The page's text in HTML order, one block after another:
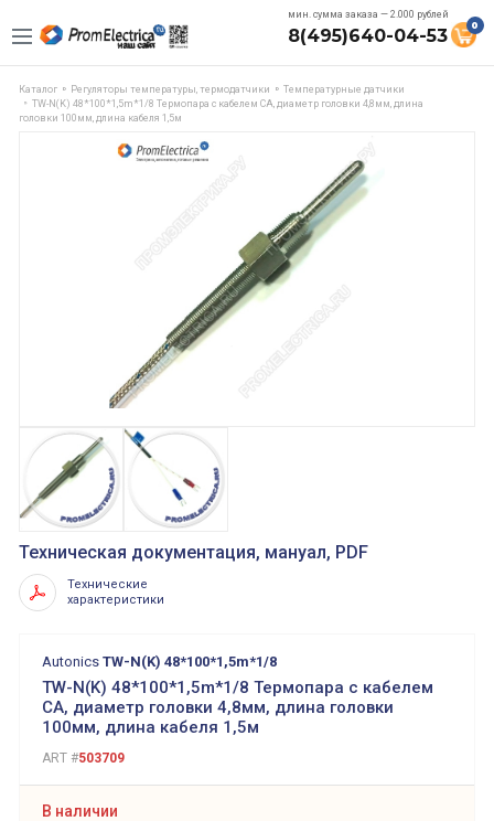
мин. сумма заказа — 2.000 рублей
8(495)640-04-53 0
Каталог Регуляторы температуры, термодатчики
Температурные датчики
TW-N(K) 48*100*1,5m*1/8 Термопара с кабелем CA, диаметр головки 4,8мм, длина
головки 100мм, длина кабеля 1,5м
Autonics TW-N(K) 48*100*1,5m*1/8
TW-N(K) 48*100*1,5m*1/8 Термопара с кабелем
CA, диаметр головки 4,8мм, длина головки
100мм, длина кабеля 1,5м
ART #503709
В наличии
Техническая документация, мануал, PDF
Технические
характеристики